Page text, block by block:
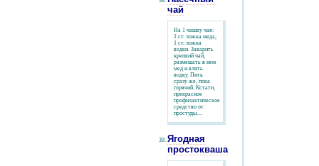
чай
На 1 чашку чая:
1 ст. ложка меда,
1 ст. ложка
водки. Заварить
крепкий чай,
размешать в нем
мед и влить
водку. Пить
сразу же, пока
горячий. Кстати,
прекрасное
профилактическое
средство от
простуды....
Ягодная
простокваша